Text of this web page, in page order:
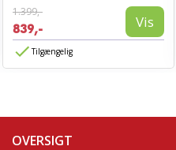
1.399,-
839,- Vis
Tilgængelig
OVERSIGT